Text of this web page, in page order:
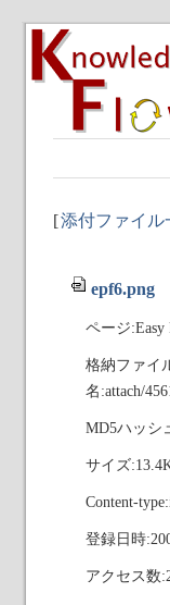
[添付ファイル
epf6.png
ページ:Easy
格納ファイ
名:attach/
MD5ハッシ
サイズ
Content-
登録日時
アクセス数